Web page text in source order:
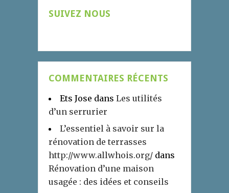
SUIVEZ NOUS
COMMENTAIRES RÉCENTS
Ets Jose dans Les utilités
d’un serrurier
L’essentiel à savoir sur la
rénovation de terrasses
http://www.allwhois.org/ dans
Rénovation d’une maison
usagée : des idées et conseils